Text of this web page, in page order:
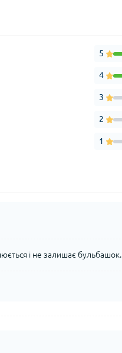
5
4
3
2
1
і не залишає бульбашок.